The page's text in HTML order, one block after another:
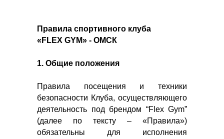
Правила спортивного клуба
«FLEX GYM» - ОМСК
1. Общие положения
Правила посещения и техники
безопасности Клуба, осуществляющего
деятельность под брендом “Flex Gym”
(далее по тексту – «Правила»)
обязательны для исполнения